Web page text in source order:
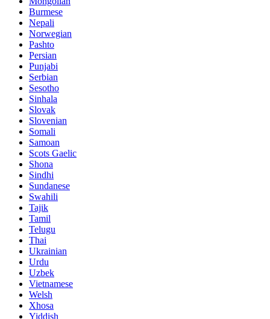
Burmese
Nepali
Norwegian
Pashto
Persian
Punjabi
Serbian
Sesotho
Sinhala
Slovak
Slovenian
Somali
Samoan
Scots Gaelic
Shona
Sindhi
Sundanese
Swahili
Tajik
Tamil
Telugu
Thai
Ukrainian
Urdu
Uzbek
Vietnamese
Welsh
Xhosa
Yiddish